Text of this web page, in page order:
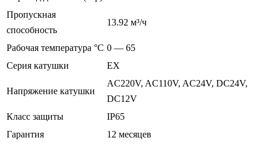
Пропускная
способность
13.92 м³/ч
Рабочая температура °С 0 — 65
Серия катушки
EX
Напряжение катушки
AC220V, AC110V, AC24V, DC24V,
DC12V
Класс защиты
IP65
Гарантия
12 месяцев